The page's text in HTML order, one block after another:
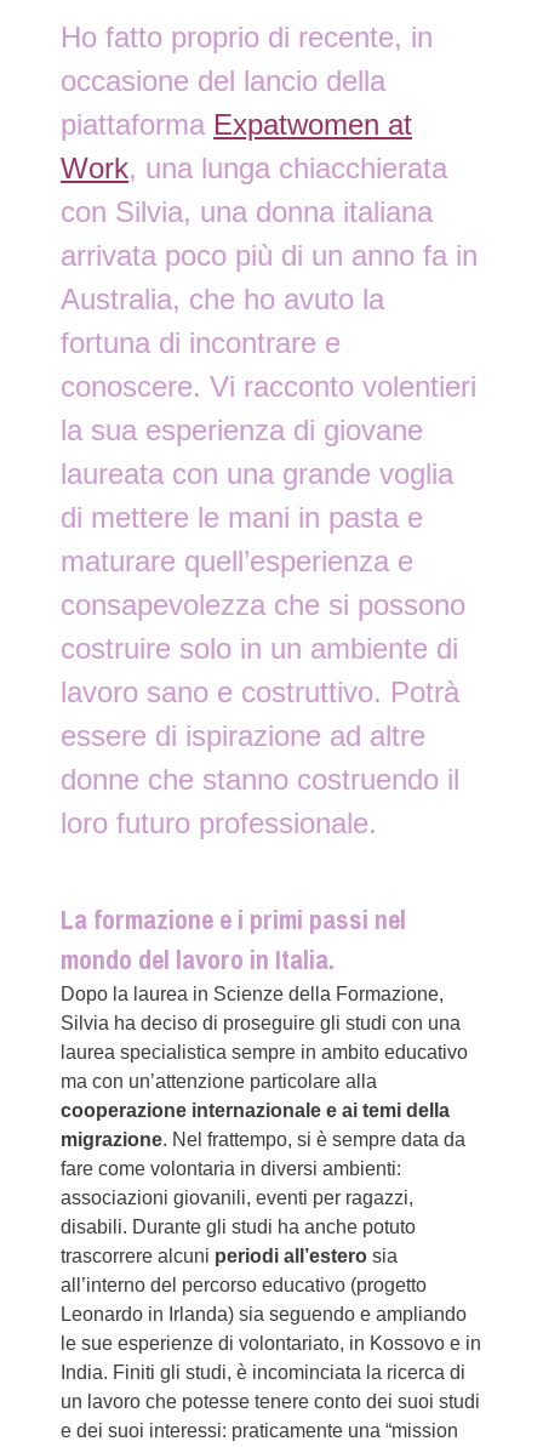
Ho fatto proprio di recente, in
occasione del lancio della
piattaforma Expatwomen at
Work, una lunga chiacchierata
con Silvia, una donna italiana
arrivata poco più di un anno fa in
Australia, che ho avuto la
fortuna di incontrare e
conoscere. Vi racconto volentieri
la sua esperienza di giovane
laureata con una grande voglia
di mettere le mani in pasta e
maturare quell’esperienza e
consapevolezza che si possono
costruire solo in un ambiente di
lavoro sano e costruttivo. Potrà
essere di ispirazione ad altre
donne che stanno costruendo il
loro futuro professionale.
La formazione e i primi passi nel
mondo del lavoro in Italia.
Dopo la laurea in Scienze della Formazione,
Silvia ha deciso di proseguire gli studi con una
laurea specialistica sempre in ambito educativo
ma con un’attenzione particolare alla
cooperazione internazionale e ai temi della
migrazione. Nel frattempo, si è sempre data da
fare come volontaria in diversi ambienti:
associazioni giovanili, eventi per ragazzi,
disabili. Durante gli studi ha anche potuto
trascorrere alcuni periodi all’estero sia
all’interno del percorso educativo (progetto
Leonardo in Irlanda) sia seguendo e ampliando
le sue esperienze di volontariato, in Kossovo e in
India. Finiti gli studi, è incominciata la ricerca di
un lavoro che potesse tenere conto dei suoi studi
e dei suoi interessi: praticamente una “mission